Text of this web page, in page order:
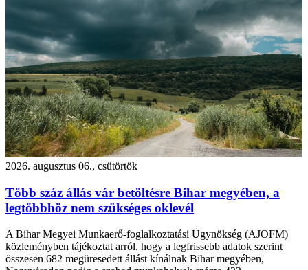
2026. augusztus 06., csütörtök
Több száz állás vár betöltésre Bihar megyében, a
legtöbbhöz nem szükséges oklevél
A Bihar Megyei Munkaerő-foglalkoztatási Ügynökség (AJOFM)
közleményben tájékoztat arról, hogy a legfrissebb adatok szerint
összesen 682 megüresedett állást kínálnak Bihar megyében,